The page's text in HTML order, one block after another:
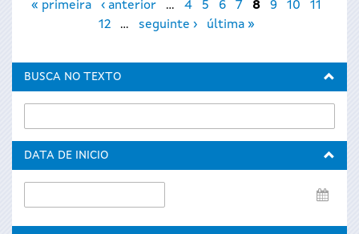
Páxinas
« primeira ‹ anterior … 4 5 6 7 8 9 10
11
12
… seguinte › última »
BUSCA NO TEXTO
DATA DE INICIO
de